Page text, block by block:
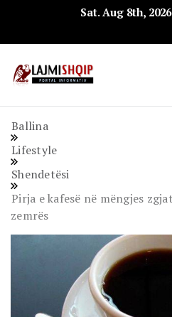
Sat. Aug 8th, 2026
Ballina
Lifestyle
Shendetësi
Pirja e kafesë në mëngjes
zemrës